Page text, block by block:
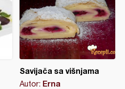
Savijača sa višnjama
Autor: Erna